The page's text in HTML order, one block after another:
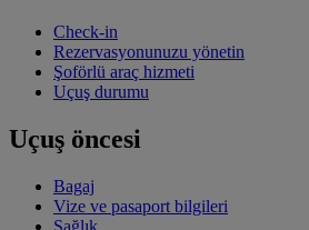
Check-in
Rezervasyonunuzu yönetin
Şoförlü araç hizmeti
Uçuş durumu
Uçuş öncesi
Bagaj
Vize ve pasaport bilgileri
Sağlık